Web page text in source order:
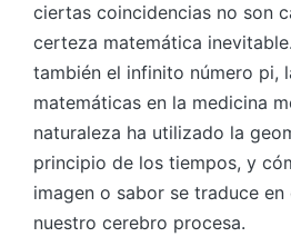
ciertas coincidencias no son
certeza matemática
también el infinito número pi,
matemáticas en la medicina
naturaleza ha utilizado la
principio de los tiempos, y
imagen o sabor se traduce en
nuestro cerebro procesa.